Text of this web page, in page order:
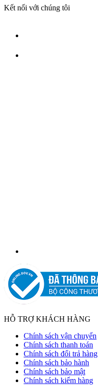
Kết nối với chúng tôi
HỖ TRỢ KHÁCH HÀNG
Chính sách vận chuyển
Chính sách thanh toán
Chính sách đổi trả hàng
Chính sách bảo hành
Chính sách bảo mật
Chính sách kiểm hàng